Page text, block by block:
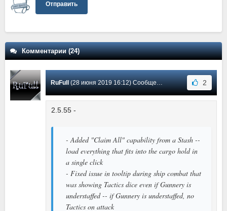
Отправить
Комментарии (24)
RuFull (28 июня 2019 16:12) Сообщение #4 2
2.5.55 -
- Added "Claim All" capability from a Stash --
load everything that fits into the cargo hold in
a single click
- Fixed issue in tooltip during ship combat that
was showing Tactics dice even if Gunnery is
understaffed -- if Gunnery is understaffed, no
Tactics on attack